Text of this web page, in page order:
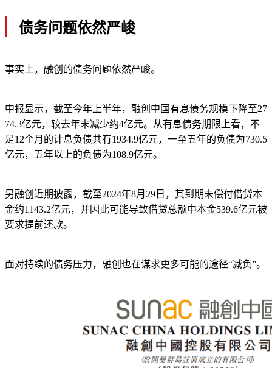
债务问题依然严峻
事实上，融创的债务问题依然严峻。
中报显示，截至今年上半年，融创中国有息债务规模下降至27
74.3亿元，较去年末减少约4亿元。从有息债务期限上看，不
足12个月的计息负债共有1934.9亿元，一至五年的负债为730.5
亿元，五年以上的负债为108.9亿元。
另融创近期披露，截至2024年8月29日，其到期未偿付借贷本
金约1143.2亿元，并因此可能导致借贷总额中本金539.6亿元被
要求提前还款。
面对持续的债务压力，融创也在谋求更多可能的途径“减负”。